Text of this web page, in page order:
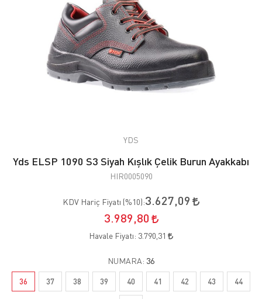
YDS
Yds ELSP 1090 S3 Siyah Kışlık Çelik Burun Ayakkabı
HIR0005090
KDV Hariç Fiyatı (%10):3.627,09
3.989,80
Havale Fiyatı: 3.790,31
NUMARA: 36
36 37 38 39 40 41 42 43 44